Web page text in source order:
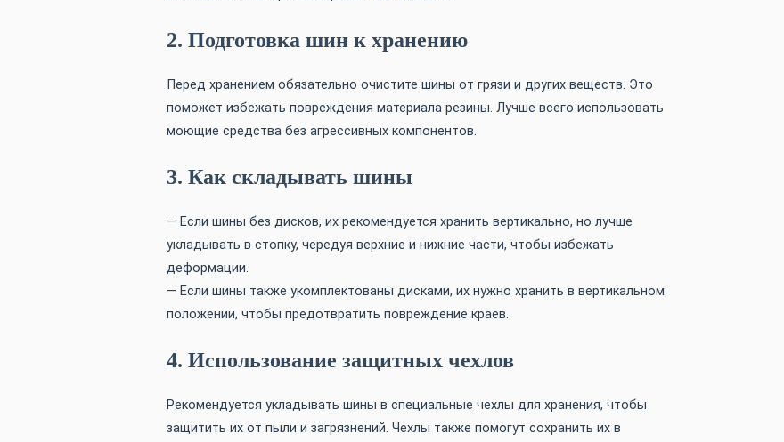
2. Подготовка шин к хранению
Перед хранением обязательно очистите шины от грязи и других веществ. Это
поможет избежать повреждения материала резины. Лучше всего использовать
моющие средства без агрессивных компонентов.
3. Как складывать шины
— Если шины без дисков, их рекомендуется хранить вертикально, но лучше
укладывать в стопку, чередуя верхние и нижние части, чтобы избежать
деформации.
— Если шины также укомплектованы дисками, их нужно хранить в вертикальном
положении, чтобы предотвратить повреждение краев.
4. Использование защитных чехлов
Рекомендуется укладывать шины в специальные чехлы для хранения, чтобы
защитить их от пыли и загрязнений. Чехлы также помогут сохранить их в